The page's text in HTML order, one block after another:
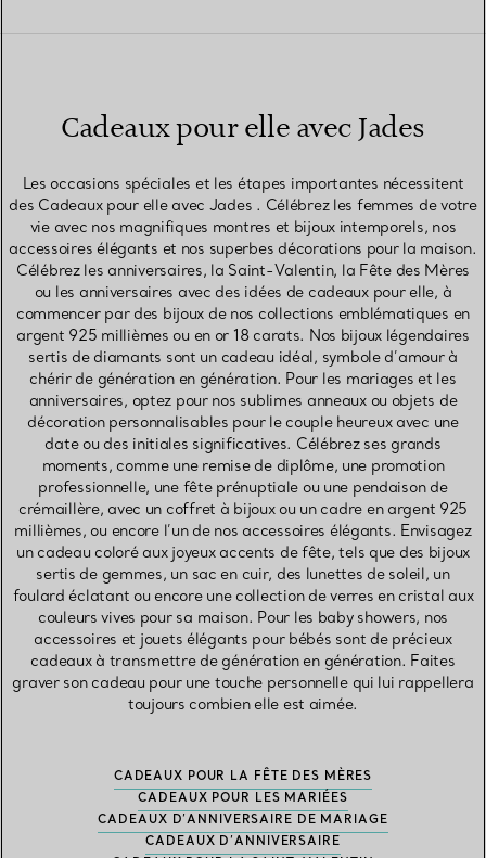
Cadeaux pour elle avec Jades
Les occasions spéciales et les étapes importantes nécessitent
des Cadeaux pour elle avec Jades . Célébrez les femmes de votre
vie avec nos magnifiques montres et bijoux intemporels, nos
accessoires élégants et nos superbes décorations pour la maison.
Célébrez les anniversaires, la Saint-Valentin, la Fête des Mères
ou les anniversaires avec des idées de cadeaux pour elle, à
commencer par des bijoux de nos collections emblématiques en
argent 925 millièmes ou en or 18 carats. Nos bijoux légendaires
sertis de diamants sont un cadeau idéal, symbole d’amour à
chérir de génération en génération. Pour les mariages et les
anniversaires, optez pour nos sublimes anneaux ou objets de
décoration personnalisables pour le couple heureux avec une
date ou des initiales significatives. Célébrez ses grands
moments, comme une remise de diplôme, une promotion
professionnelle, une fête prénuptiale ou une pendaison de
crémaillère, avec un coffret à bijoux ou un cadre en argent 925
millièmes, ou encore l’un de nos accessoires élégants. Envisagez
un cadeau coloré aux joyeux accents de fête, tels que des bijoux
sertis de gemmes, un sac en cuir, des lunettes de soleil, un
foulard éclatant ou encore une collection de verres en cristal aux
couleurs vives pour sa maison. Pour les baby showers, nos
accessoires et jouets élégants pour bébés sont de précieux
cadeaux à transmettre de génération en génération. Faites
graver son cadeau pour une touche personnelle qui lui rappellera
toujours combien elle est aimée.
CADEAUX POUR LA FÊTE DES MÈRES
CADEAUX POUR LES MARIÉES
CADEAUX D’ANNIVERSAIRE DE MARIAGE
CADEAUX D’ANNIVERSAIRE